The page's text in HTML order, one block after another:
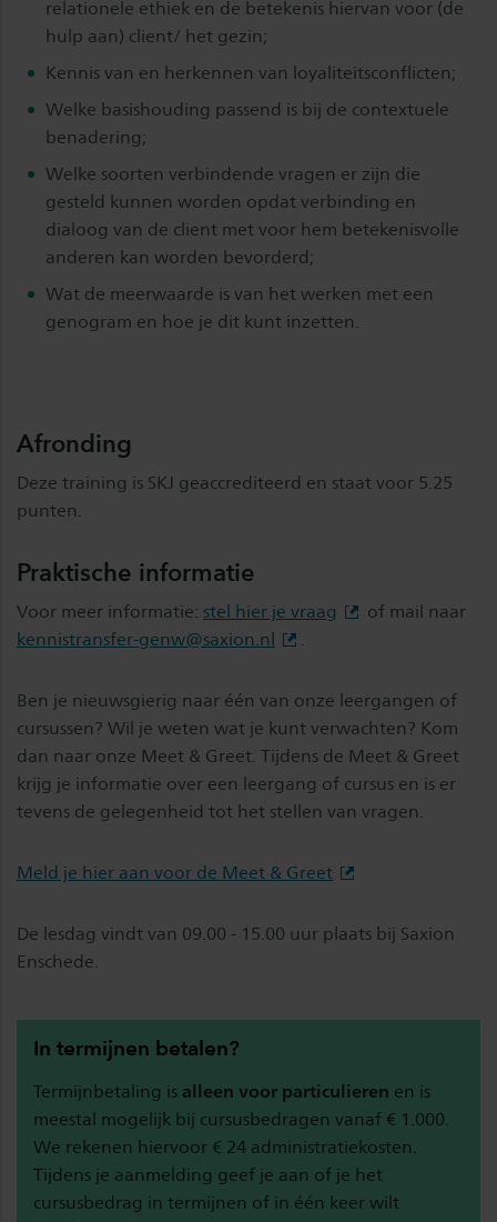
relationele ethiek en de betekenis hiervan voor (de
hulp aan) client/ het gezin;
Kennis van en herkennen van loyaliteitsconflicten;
Welke basishouding passend is bij de contextuele
benadering;
Welke soorten verbindende vragen er zijn die
gesteld kunnen worden opdat verbinding en
dialoog van de client met voor hem betekenisvolle
anderen kan worden bevorderd;
Wat de meerwaarde is van het werken met een
genogram en hoe je dit kunt inzetten.
Afronding
Deze training is SKJ geaccrediteerd en staat voor 5.25
punten.
Praktische informatie
Voor meer informatie: stel hier je vraag
of mail naar
kennistransfer-genw@saxion.nl
.
Ben je nieuwsgierig naar één van onze leergangen of
cursussen? Wil je weten wat je kunt verwachten? Kom
dan naar onze Meet & Greet. Tijdens de Meet & Greet
krijg je informatie over een leergang of cursus en is er
tevens de gelegenheid tot het stellen van vragen.
Meld je hier aan voor de Meet & Greet
De lesdag vindt van 09.00 - 15.00 uur plaats bij Saxion
Enschede.
In termijnen betalen?
Termijnbetaling is alleen voor particulieren en is
meestal mogelijk bij cursusbedragen vanaf € 1.000.
We rekenen hiervoor € 24 administratiekosten.
Tijdens je aanmelding geef je aan of je het
cursusbedrag in termijnen of in één keer wilt